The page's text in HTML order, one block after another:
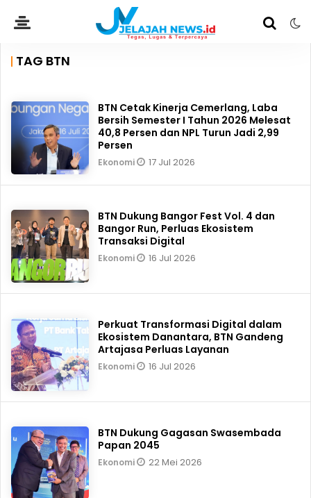
TAG BTN
BTN Cetak Kinerja Cemerlang, Laba
Bersih Semester I Tahun 2026 Melesat
40,8 Persen dan NPL Turun Jadi 2,99
Persen
Ekonomi 17 Jul 2026
BTN Dukung Bangor Fest Vol. 4 dan
Bangor Run, Perluas Ekosistem
Transaksi Digital
Ekonomi 16 Jul 2026
Perkuat Transformasi Digital dalam
Ekosistem Danantara, BTN Gandeng
Artajasa Perluas Layanan
Ekonomi 16 Jul 2026
BTN Dukung Gagasan Swasembada
Papan 2045
Ekonomi 22 Mei 2026